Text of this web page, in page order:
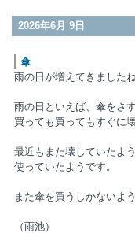
2026年6月 9日
傘
雨の日が増えてきました
雨の日といえば、傘をさ
買っても買ってもすぐに
最近もまた壊していたよ
使っていたようです。
また傘を買うしかないよう
（雨池）